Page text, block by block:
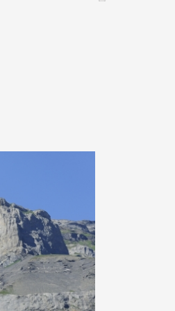
Lire et/ou s'inscrire à la newsletter